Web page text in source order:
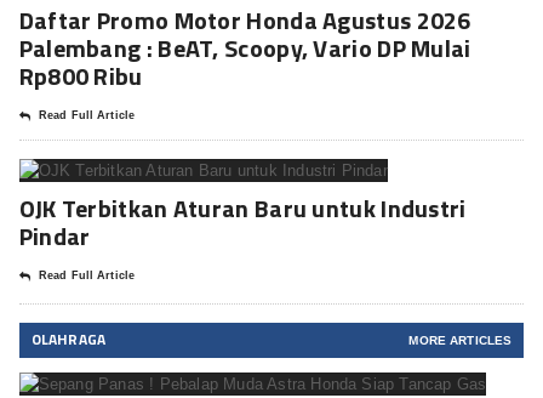
Daftar Promo Motor Honda Agustus 2026
Palembang : BeAT, Scoopy, Vario DP Mulai
Rp800 Ribu
Read Full Article
OJK Terbitkan Aturan Baru untuk Industri
Pindar
Read Full Article
OLAHRAGA MORE ARTICLES